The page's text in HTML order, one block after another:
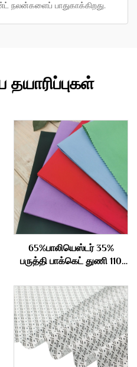
நலன்களைப் பாதுகாக்கிறது.
65%பாலியெஸ்டர் 35%
பருத்தி பாக்கெட் துணி 110